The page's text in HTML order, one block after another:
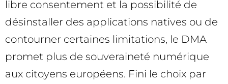
libre consentement et la possibilité de
désinstaller des applications natives ou de
contourner certaines limitations, le DMA
promet plus de souveraineté numérique
aux citoyens européens. Fini le choix par